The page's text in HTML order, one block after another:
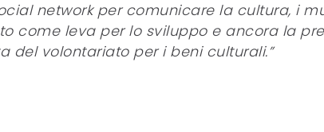
network per comunicare la cultura, i
come leva per lo sviluppo e ancora la
del volontariato per i beni culturali.”